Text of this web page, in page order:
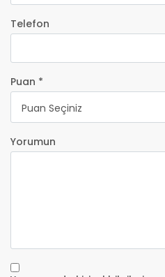
Telefon
Puan *
Puan Seçiniz
Yorumun